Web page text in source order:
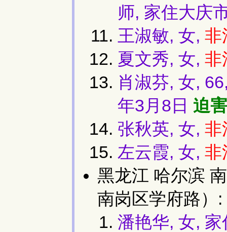
师, 家住大庆
王淑敏, 女, 非
夏文秀, 女, 非
肖淑芬, 女,
年3月8日 迫
张秋英, 女, 非
左云霞, 女, 非
黑龙江 哈尔滨
南岗区学府路）:
潘艳华, 女,